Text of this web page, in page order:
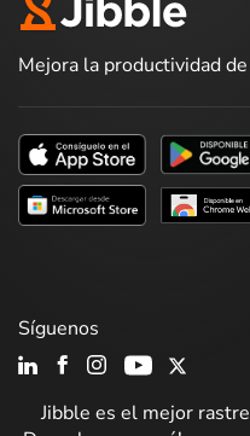
Mejora la productividad
Jibble es el mejor
Síguenos